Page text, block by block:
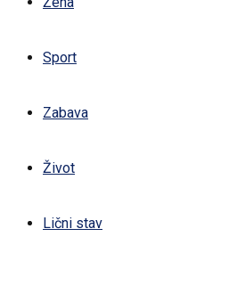
Sport
Zabava
Život
Lični stav